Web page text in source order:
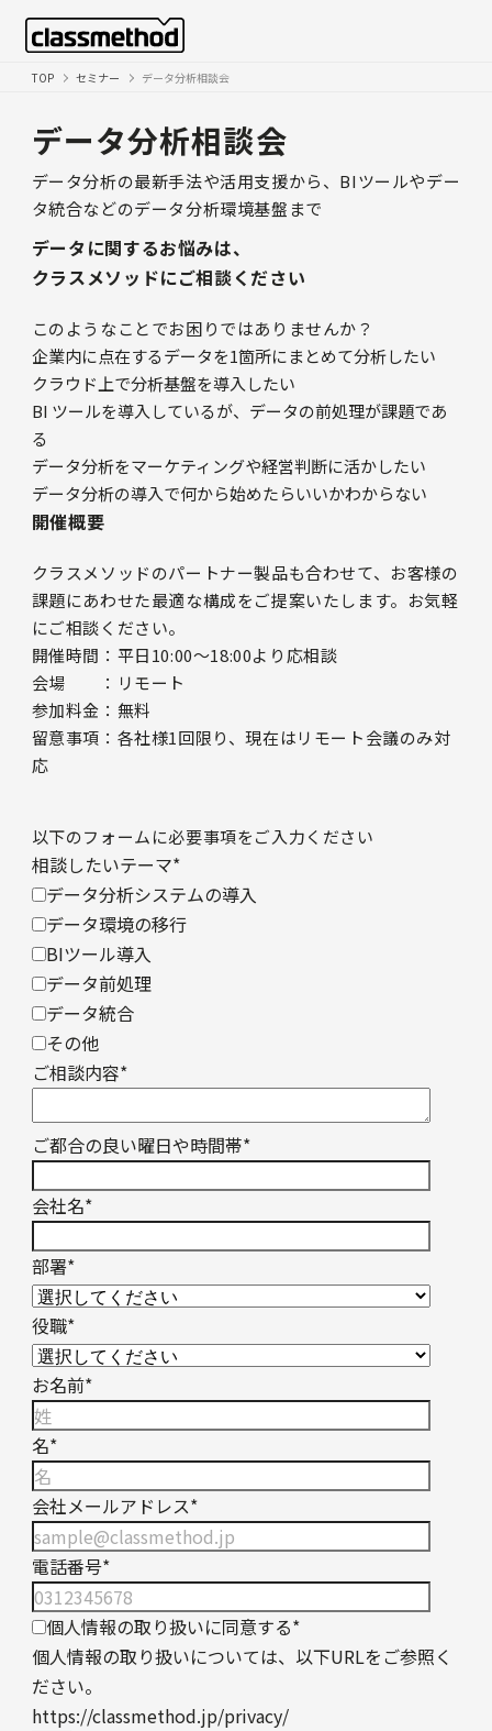
TOP セミナー データ分析相談会
データ分析相談会
データ分析の最新手法や活用支援から、BIツールやデー
タ統合などのデータ分析環境基盤まで
データに関するお悩みは、
クラスメソッドにご相談ください
このようなことでお困りではありませんか？
企業内に点在するデータを1箇所にまとめて分析したい
クラウド上で分析基盤を導入したい
BI ツールを導入しているが、データの前処理が課題であ
る
データ分析をマーケティングや経営判断に活かしたい
データ分析の導入で何から始めたらいいかわからない
開催概要
クラスメソッドのパートナー製品も合わせて、お客様の
課題にあわせた最適な構成をご提案いたします。お気軽
にご相談ください。
開催時間：平日10:00〜18:00より応相談
会場 ：リモート
参加料金：無料
留意事項：各社様1回限り、現在はリモート会議のみ対
応
以下のフォームに必要事項をご入力ください
相談したいテーマ*
データ分析システムの導入
データ環境の移行
BIツール導入
データ前処理
データ統合
その他
ご相談内容*
ご都合の良い曜日や時間帯*
会社名*
部署*
役職*
お名前*
名*
会社メールアドレス*
電話番号*
個人情報の取り扱いに同意する*
個人情報の取り扱いについては、以下URLをご参照く
ださい。
https://classmethod.jp/privacy/